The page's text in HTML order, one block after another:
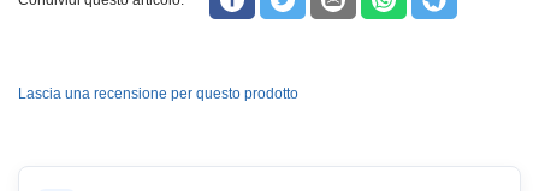
Lascia una recensione per questo prodotto